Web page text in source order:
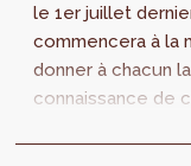
le 1er juillet
commencera à la
donner à chacun
connaissance de